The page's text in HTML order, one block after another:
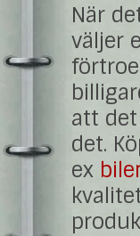
När
väljer
att
det.
ex